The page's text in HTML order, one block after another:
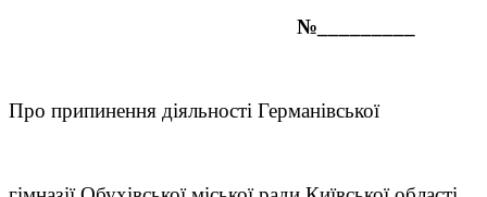
№_________
Про припинення діяльності Германівської